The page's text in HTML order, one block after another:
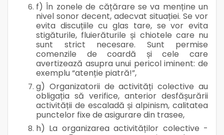
f) În zonele de cățărare se va menține un
nivel sonor decent, adecvat situației. Se vor
evita discuțiile cu glas tare, se vor evita
stigăturile, fluierăturile și chiotele care nu
sunt strict necesare. Sunt permise
comenzile de coardă și cele care
avertizează asupra unui pericol iminent: de
exemplu “atenție piatră!”,
g) Organizatorii de activități colective au
obligația să verifice, anterior desfășurării
activității de escaladă și alpinism, calitatea
punctelor fixe de asigurare din trasee,
h) La organizarea activităților colective -